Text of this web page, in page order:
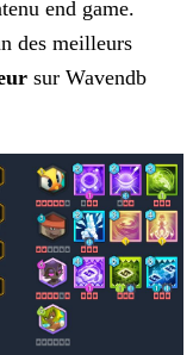
end game.
des meilleurs
sur Wavendb